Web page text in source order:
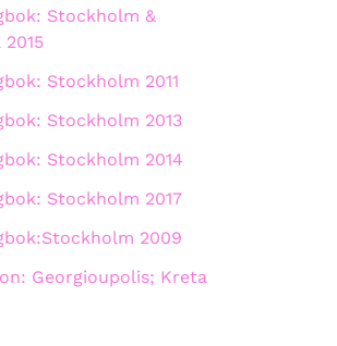
Stockholm &
2015
Stockholm 2011
Stockholm 2013
Stockholm 2014
Stockholm 2017
2009
Georgioupolis; Kreta